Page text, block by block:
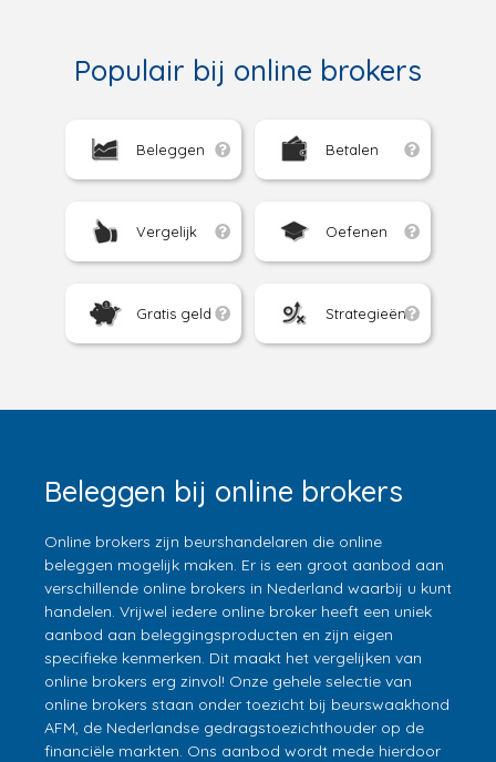
Populair bij online brokers
Beleggen Betalen
Vergelijk Oefenen
Gratis geld Strategieën
Beleggen bij online brokers
Online brokers zijn beurshandelaren die online
beleggen mogelijk maken. Er is een groot aanbod aan
verschillende online brokers in Nederland waarbij u kunt
handelen. Vrijwel iedere online broker heeft een uniek
aanbod aan beleggingsproducten en zijn eigen
specifieke kenmerken. Dit maakt het vergelijken van
online brokers erg zinvol! Onze gehele selectie van
online brokers staan onder toezicht bij beurswaakhond
AFM, de Nederlandse gedragstoezichthouder op de
financiële markten. Ons aanbod wordt mede hierdoor